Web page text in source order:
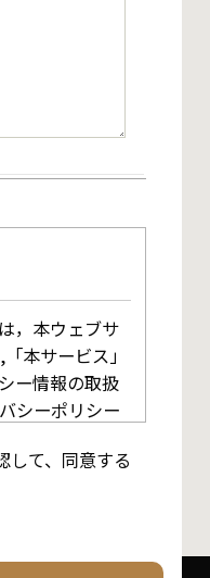
，本ウェブサ
本サービス」
ー情報の取扱
シーポリシー
して、同意する